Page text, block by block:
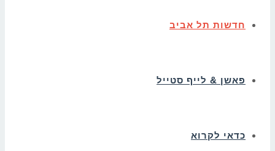
חדשות תל אביב
פאשן & לייף סטייל
כדאי לקרוא